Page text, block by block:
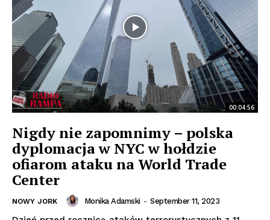
00:04:56
Nigdy nie zapomnimy – polska
dyplomacja w NYC w hołdzie
ofiarom ataku na World Trade
Center
NOWY JORK Monika Adamski - September 11, 2023